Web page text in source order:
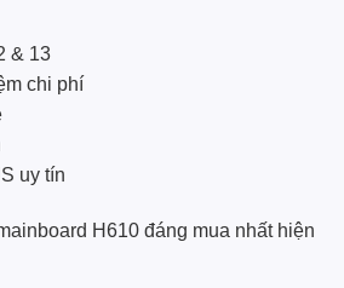
& 13
chi phí
uy tín
H610 đáng mua nhất hiện